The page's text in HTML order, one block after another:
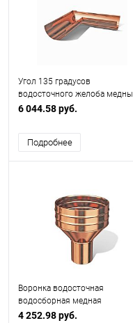
Угол 135 градусов
водосточного желоба
ф180х400х400мм
6 044.58 руб.
Подробнее
Воронка водосточная
водосборная медная
ф120х350мм
4 252.98 руб.